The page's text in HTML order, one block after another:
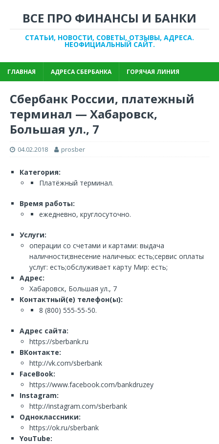
ВСЕ ПРО ФИНАНСЫ И БАНКИ
СТАТЬИ, НОВОСТИ, СОВЕТЫ, ОТЗЫВЫ, АДРЕСА.
НЕОФИЦИАЛЬНЫЙ САЙТ.
ГЛАВНАЯ АДРЕСА СБЕРБАНКА ГОРЯЧАЯ ЛИНИЯ
Сбербанк России, платежный
терминал — Хабаровск,
Большая ул., 7
04.02.2018 prosber
Категория:
Платёжный терминал.
Время работы:
ежедневно, круглосуточно.
Услуги:
операции со счетами и картами: выдача
наличности;внесение наличных: есть;сервис оплаты
услуг: есть;обслуживает карту Мир: есть;
Адрес:
Хабаровск, Большая ул., 7
Контактный(е) телефон(ы):
8 (800) 555-55-50.
Адрес сайта:
https://sberbank.ru
ВКонтакте:
http://vk.com/sberbank
FaceBook:
https://www.facebook.com/bankdruzey
Instagram:
http://instagram.com/sberbank
Одноклассники:
https://ok.ru/sberbank
YouTube: